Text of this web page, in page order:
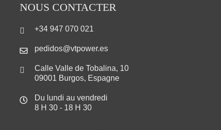
NOUS CONTACTER
+34 947 070 021
pedidos@vtpower.es
Calle Valle de Tobalina, 10
09001 Burgos, Espagne
Du lundi au vendredi
8 H 30 - 18 H 30